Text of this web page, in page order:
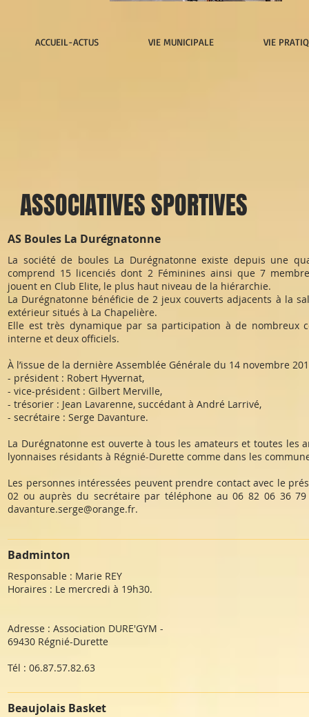
ACCUEIL-ACTUS VIE MUNICIPALE VIE
ASSOCIATIVES SPORTIVES
AS Boules La Durégnatonne
La société de boules La Durégnatonne existe depuis une
comprend 15 licenciés dont 2 Féminines ainsi que 7
jouent en Club Elite, le plus haut niveau de la hiérarchie.
La Durégnatonne bénéficie de 2 jeux couverts adjacents à la
extérieur situés à La Chapelière.
Elle est très dynamique par sa participation à de nombreux
interne et deux officiels.
À l’issue de la dernière Assemblée Générale du 14 novembre
- président : Robert Hyvernat,
- vice-président : Gilbert Merville,
- trésorier : Jean Lavarenne, succédant à André Larrivé,
- secrétaire : Serge Davanture.
La Durégnatonne est ouverte à tous les amateurs et toutes les
lyonnaises résidants à Régnié-Durette comme dans les
Les personnes intéressées peuvent prendre contact avec le
02 ou auprès du secrétaire par téléphone au 06 82 06 36
davanture.serge@orange.fr.
Badminton
Responsable : Marie REY
Horaires : Le mercredi à 19h30.
Adresse : Association DURE'GYM -
69430 Régnié-Durette
Tél : 06.87.57.82.63
Beaujolais Basket